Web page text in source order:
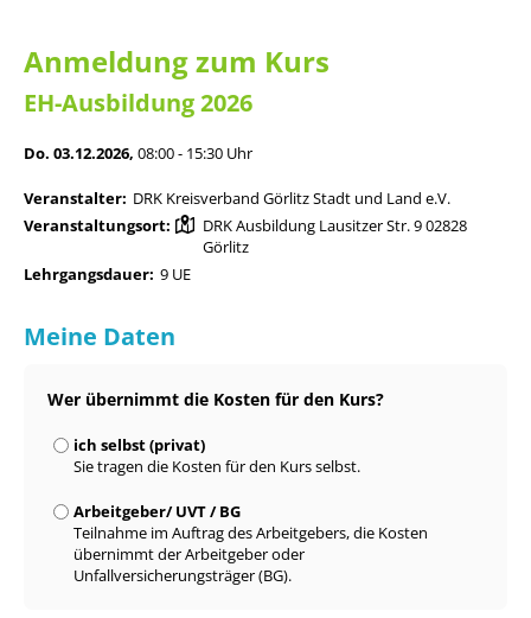
Anmeldung zum Kurs
EH-Ausbildung 2026
Do. 03.12.2026, 08:00 - 15:30 Uhr
Veranstalter: DRK Kreisverband Görlitz Stadt und Land e.V.
Veranstaltungsort:
DRK Ausbildung Lausitzer Str. 9 02828
Görlitz
Lehrgangsdauer: 9 UE
Meine Daten
Wer übernimmt die Kosten für den Kurs?
ich selbst (privat)
Sie tragen die Kosten für den Kurs selbst.
Arbeitgeber/ UVT / BG
Teilnahme im Auftrag des Arbeitgebers, die Kosten
übernimmt der Arbeitgeber oder
Unfallversicherungsträger (BG).